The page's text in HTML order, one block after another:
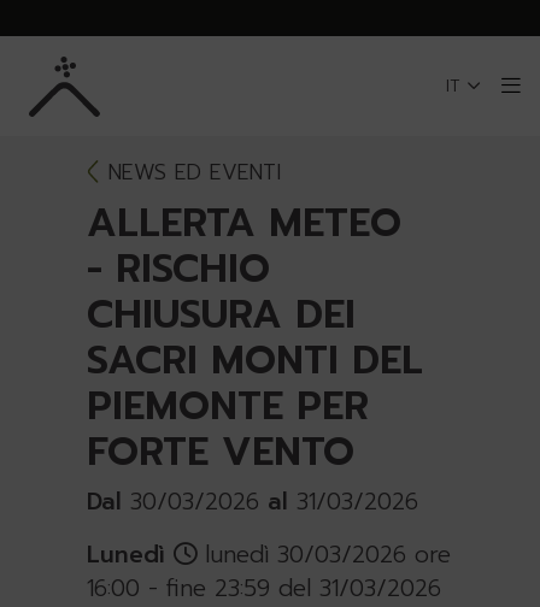
IT
NEWS ED EVENTI
ALLERTA METEO
- RISCHIO
CHIUSURA DEI
SACRI MONTI DEL
PIEMONTE PER
FORTE VENTO
Dal 30/03/2026 al 31/03/2026
Lunedì
lunedì 30/03/2026 ore
16:00 - fine 23:59 del 31/03/2026